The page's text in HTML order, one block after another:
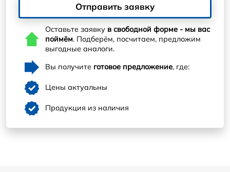
Отправить заявку
Оставьте заявку в свободной форме - мы вас
поймём. Подберём, посчитаем, предложим
выгодные аналоги.
Вы получите готовое предложение, где:
Цены актуальны
Продукция из наличия